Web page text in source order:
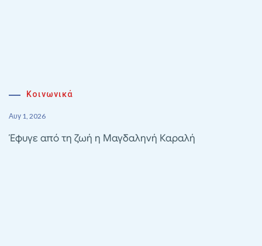
Κοινωνικά
Αυγ 1, 2026
Έφυγε από τη ζωή η Μαγδαληνή Καραλή